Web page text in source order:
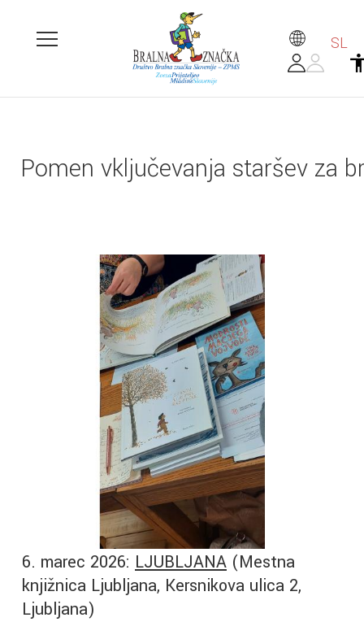
SL
Pomen vključevanja staršev za
6. marec 2026: LJUBLJANA (Mestna
knjižnica Ljubljana, Kersnikova ulica 2,
Ljubljana)